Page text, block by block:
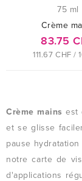
75 ml
Crème
83.75
111.67 CHF /
Crème mains est
et se glisse
pause
notre carte de
d'applications